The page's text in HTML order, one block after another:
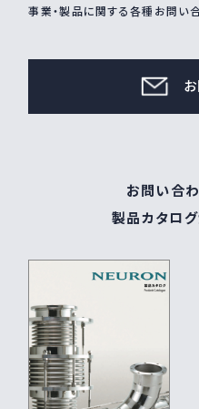
事業・製品に関する各種お問い
お問い合
製品カタロ